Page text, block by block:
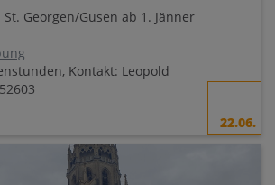
Georgen/Gusen ab 1. Jänner
Kontakt: Leopold
22.06.